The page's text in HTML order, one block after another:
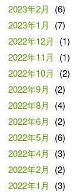
2023年2月
(6)
2023年1月
(7)
2022年12月
(1)
2022年11月
(1)
2022年10月
(2)
2022年9月
(2)
2022年8月
(4)
2022年6月
(2)
2022年5月
(6)
2022年4月
(3)
2022年2月
(2)
2022年1月
(3)